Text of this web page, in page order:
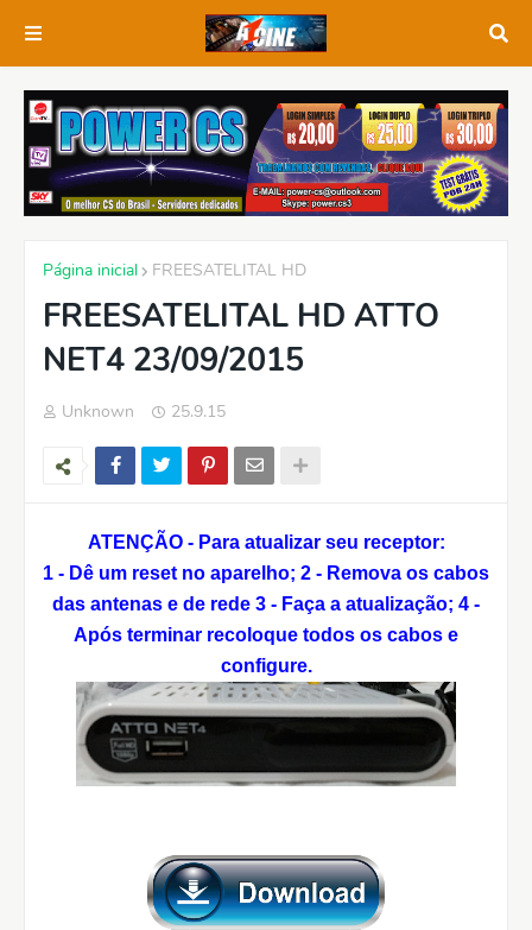
Página inicial FREESATELITAL HD
FREESATELITAL HD ATTO
NET4 23/09/2015
Unknown 25.9.15
ATENÇÃO - Para atualizar seu receptor:
1 - Dê um reset no aparelho; 2 - Remova os cabos
das antenas e de rede 3 - Faça a atualização; 4 -
Após terminar recoloque todos os cabos e
configure.